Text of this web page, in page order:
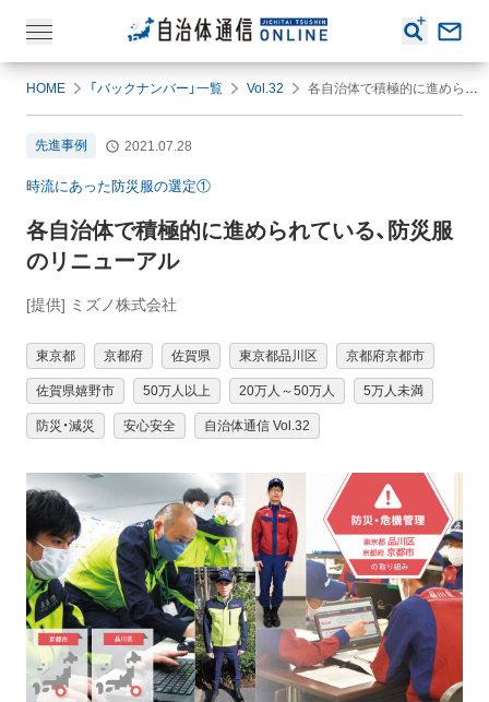
HOME 「バックナンバー」一覧 Vol.32 各自治体で積極的に進められている、防災服のリニューアル
先進事例 2021.07.28
時流にあった防災服の選定①
各自治体で積極的に進められている、防災服
のリニューアル
[提供] ミズノ株式会社
東京都 京都府 佐賀県 東京都品川区 京都府京都市
佐賀県嬉野市 50万人以上 20万人～50万人 5万人未満
防災・減災 安心安全 自治体通信 Vol.32